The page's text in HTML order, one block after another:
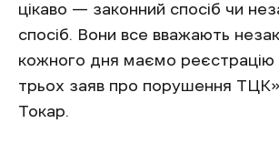
цікаво — законний спосіб чи
спосіб. Вони все вважають
кожного дня маємо реєстрацію
трьох заяв про порушення
Токар.